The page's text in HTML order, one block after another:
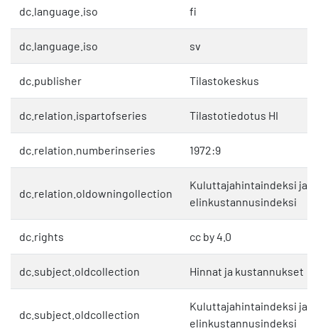
dc.language.iso fi
dc.language.iso sv
dc.publisher Tilastokeskus
dc.relation.ispartofseries Tilastotiedotus HI
dc.relation.numberinseries 1972:9
dc.relation.oldowningollection
Kuluttajahintaindeksi ja
elinkustannusindeksi
dc.rights cc by 4.0
dc.subject.oldcollection Hinnat ja kustannukset
dc.subject.oldcollection
Kuluttajahintaindeksi ja
elinkustannusindeksi